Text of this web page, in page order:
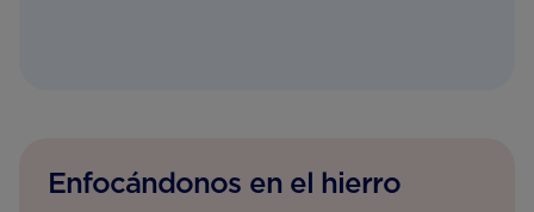
Enfocándonos en el hierro